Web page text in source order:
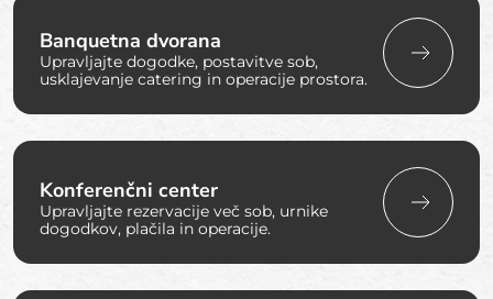
Banquetna dvorana
Upravljajte dogodke, postavitve sob,
usklajevanje catering in operacije prostora.
Konferenčni center
Upravljajte rezervacije več sob, urnike
dogodkov, plačila in operacije.